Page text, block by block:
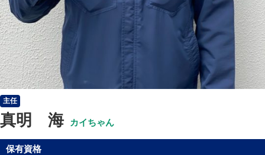
主任
真明 海 カイちゃん
保有資格